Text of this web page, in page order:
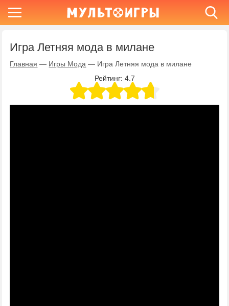
Игра Летняя мода в милане
Главная — Игры Мода — Игра Летняя мода в милане
Рейтинг: 4.7